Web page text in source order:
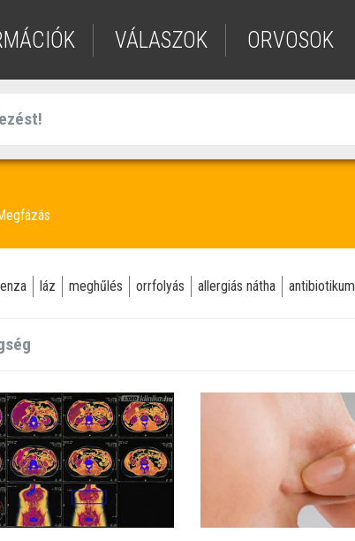
VÁLASZOK ORVOSOK
láz meghűlés orrfolyás allergiás nátha antibiotikum